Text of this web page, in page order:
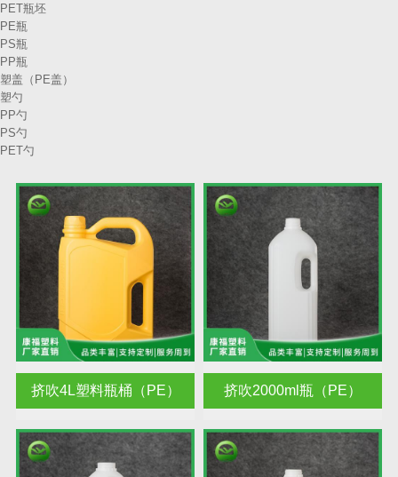
PET瓶坯
PE瓶
PS瓶
PP瓶
塑盖（PE盖）
塑勺
PP勺
PS勺
PET勺
挤吹4L塑料瓶桶（PE） 挤吹2000ml瓶（PE）